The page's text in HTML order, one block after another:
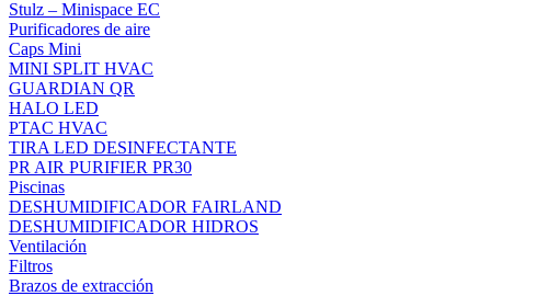
Stulz – Minispace EC
Purificadores de aire
Caps Mini
MINI SPLIT HVAC
GUARDIAN QR
HALO LED
PTAC HVAC
TIRA LED DESINFECTANTE
PR AIR PURIFIER PR30
Piscinas
DESHUMIDIFICADOR FAIRLAND
DESHUMIDIFICADOR HIDROS
Ventilación
Filtros
Brazos de extracción